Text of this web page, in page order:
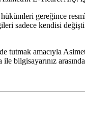
gereğince
sadece kendisi
amacıyla
bilgisayarınız